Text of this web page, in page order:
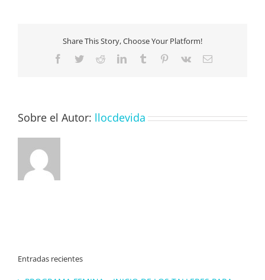
Share This Story, Choose Your Platform!
Facebook
TwitterRedditLinkedInTumblr Pinterest
Vk
Correo
Sobre el Autor: llocdevida
Entradas recientes